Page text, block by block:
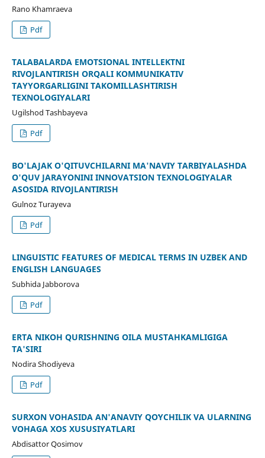
Rano Khamraeva
Pdf
TALABALARDA EMOTSIONAL INTELLEKTNI
RIVOJLANTIRISH ORQALI KOMMUNIKATIV
TAYYORGARLIGINI TAKOMILLASHTIRISH
TEXNOLOGIYALARI
Ugilshоd Tаshbаyеvа
Pdf
BO'LAJAK O'QITUVCHILARNI MA'NAVIY TARBIYALASHDA
O'QUV JARAYONINI INNOVATSION TEXNOLOGIYALAR
ASOSIDA RIVOJLANTIRISH
Gulnoz Turayeva
Pdf
LINGUISTIC FEATURES OF MEDICAL TERMS IN UZBEK AND
ENGLISH LANGUAGES
Subhida Jabborova
Pdf
ERTA NIKOH QURISHNING OILA MUSTAHKAMLIGIGA
TA'SIRI
Nodira Shodiyeva
Pdf
SURXON VOHASIDA AN'ANAVIY QOʻYCHILIK VA ULARNING
VOHAGA XOS XUSUSIYATLARI
Abdisattor Qosimov